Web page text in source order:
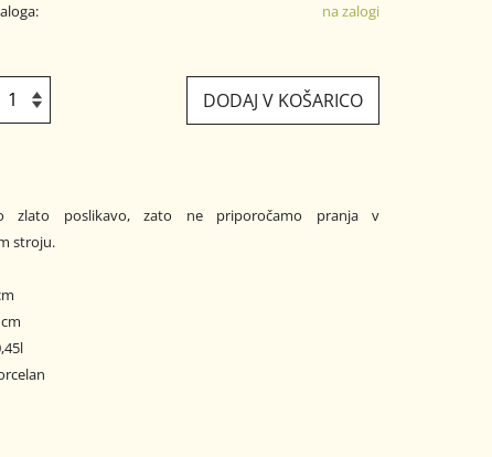
na zalogi
DODAJ V KOŠARICO
zlato poslikavo, zato ne priporočamo pranja v
stroju.